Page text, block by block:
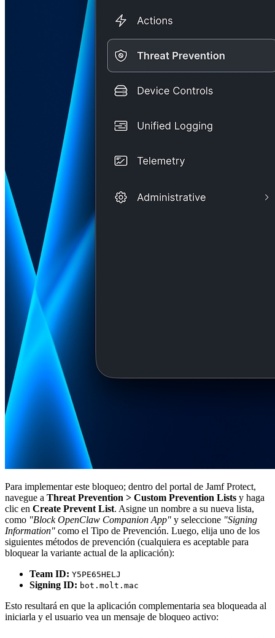
Para implementar este bloqueo; dentro del portal de Jamf Protect,
navegue a Threat Prevention > Custom Prevention Lists y haga
clic en Create Prevent List. Asigne un nombre a su nueva lista,
como "Block OpenClaw Companion App" y seleccione "Signing
Information" como el Tipo de Prevención. Luego, elija uno de los
siguientes métodos de prevención (cualquiera es aceptable para
bloquear la variante actual de la aplicación):
Team ID: Y5PE65HELJ
Signing ID: bot.molt.mac
Esto resultará en que la aplicación complementaria sea bloqueada al
iniciarla y el usuario vea un mensaje de bloqueo activo: